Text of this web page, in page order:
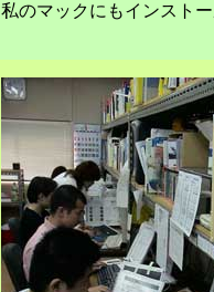
私のマックにもインストー